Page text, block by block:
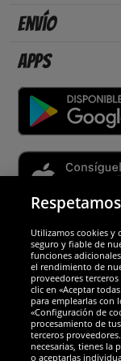
Envío
Apps
Socios y
Utilizamos cookies y
seguro y fiable de
funciones
el rendimiento de
proveedores
clic en «Aceptar
para emplearlas con
«Configuración de
procesamiento de
terceros
necesarias, tienes la
o aceptarlas